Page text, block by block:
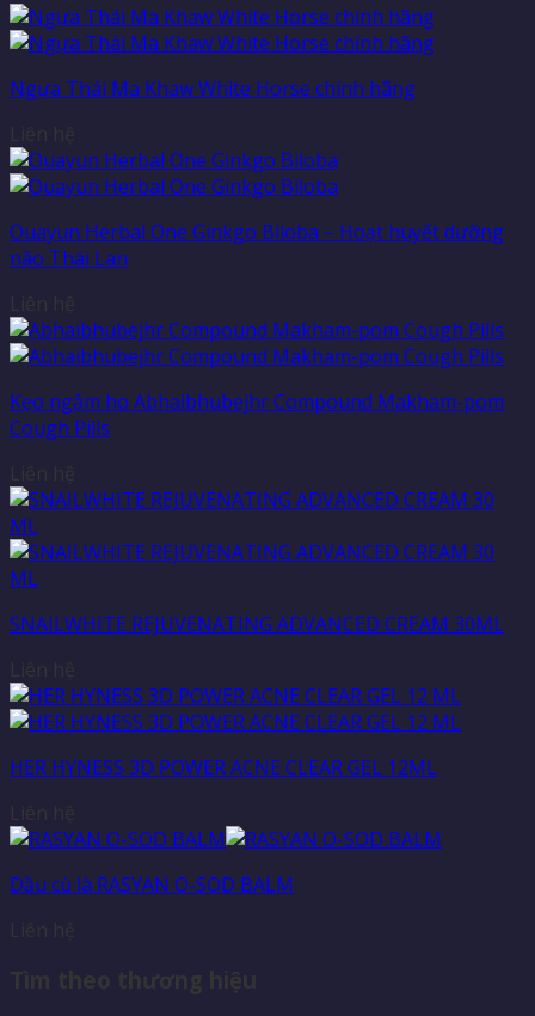
Ngựa Thái Ma Khaw White Horse chính hãng
Ouayun Herbal One Ginkgo Biloba – Hoạt huyết dưỡng
não Thái Lan
Kẹo ngậm ho Abhaibhubejhr Compound Makham-pom
Cough Pills
SNAILWHITE REJUVENATING ADVANCED CREAM 30ML
HER HYNESS 3D POWER ACNE CLEAR GEL 12ML
Dầu cù là RASYAN O-SOD BALM